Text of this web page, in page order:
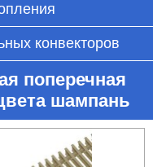
конвекторов
поперечная
шампань